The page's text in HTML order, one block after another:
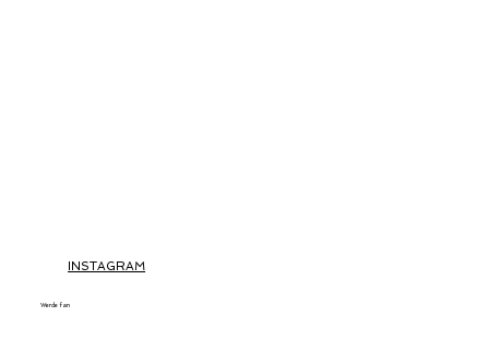
INSTAGRAM
Werde fan